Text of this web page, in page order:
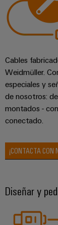
Cables
Weidmüller.
especiales y
de nosotros:
montados -
conectado.
¡CONTACTA CON
Diseñar y